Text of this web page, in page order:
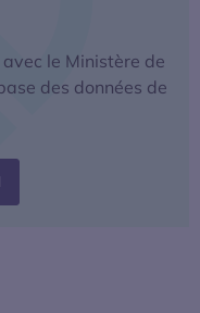
le Ministère de
des données de